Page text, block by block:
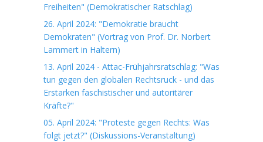
Freiheiten" (Demokratischer Ratschlag)
26. April 2024: "Demokratie braucht
Demokraten" (Vortrag von Prof. Dr. Norbert
Lammert in Haltern)
13. April 2024 - Attac-Frühjahrsratschlag: "Was
tun gegen den globalen Rechtsruck - und das
Erstarken faschistischer und autoritärer
Kräfte?"
05. April 2024: "Proteste gegen Rechts: Was
folgt jetzt?" (Diskussions-Veranstaltung)